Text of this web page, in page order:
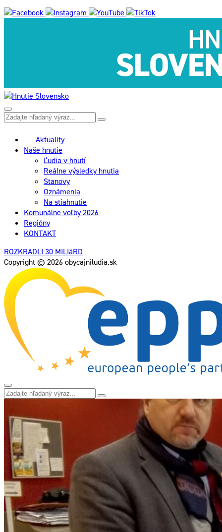
Aktuality
Naše hnutie
Ľudia v hnutí
Reálne výsledky hnutia
Stanovy
Oznámenia
Na stiahnutie
Komunálne voľby 2026
Regióny
KONTAKT
ROZKRADLI 30 MILIáRD
Copyright © 2026 obycajniludia.sk